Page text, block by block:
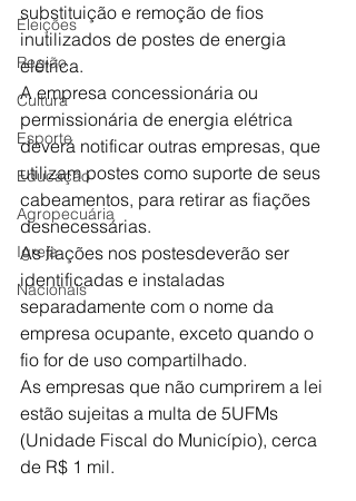
Eleições
Região
Cultura
Esporte
Educação
Agropecuária
Igreja
Nacionais
substituição e remoção de fios
inutilizados de postes de energia
elétrica.
A empresa concessionária ou
permissionária de energia elétrica
deverá notificar outras empresas, que
utilizam postes como suporte de seus
cabeamentos, para retirar as fiações
desnecessárias.
As fiações nos postesdeverão ser
identificadas e instaladas
separadamente com o nome da
empresa ocupante, exceto quando o
fio for de uso compartilhado.
As empresas que não cumprirem a lei
estão sujeitas a multa de 5UFMs
(Unidade Fiscal do Município), cerca
de R$ 1 mil.